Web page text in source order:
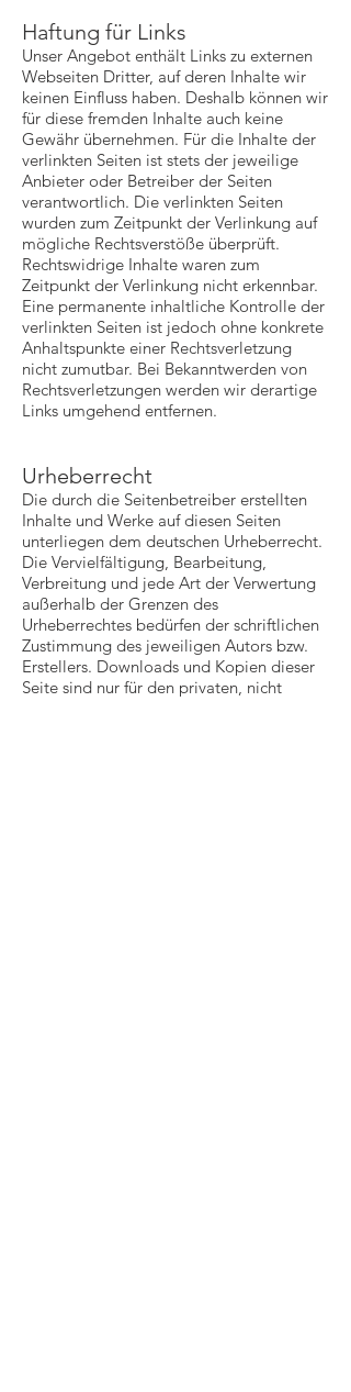
Haftung für Links
Unser Angebot enthält Links zu externen
Webseiten Dritter, auf deren Inhalte wir
keinen Einfluss haben. Deshalb können wir
für diese fremden Inhalte auch keine
Gewähr übernehmen. Für die Inhalte der
verlinkten Seiten ist stets der jeweilige
Anbieter oder Betreiber der Seiten
verantwortlich. Die verlinkten Seiten
wurden zum Zeitpunkt der Verlinkung auf
mögliche Rechtsverstöße überprüft.
Rechtswidrige Inhalte waren zum
Zeitpunkt der Verlinkung nicht erkennbar.
Eine permanente inhaltliche Kontrolle der
verlinkten Seiten ist jedoch ohne konkrete
Anhaltspunkte einer Rechtsverletzung
nicht zumutbar. Bei Bekanntwerden von
Rechtsverletzungen werden wir derartige
Links umgehend entfernen.
Urheberrecht
Die durch die Seitenbetreiber erstellten
Inhalte und Werke auf diesen Seiten
unterliegen dem deutschen Urheberrecht.
Die Vervielfältigung, Bearbeitung,
Verbreitung und jede Art der Verwertung
außerhalb der Grenzen des
Urheberrechtes bedürfen der schriftlichen
Zustimmung des jeweiligen Autors bzw.
Erstellers. Downloads und Kopien dieser
Seite sind nur für den privaten, nicht